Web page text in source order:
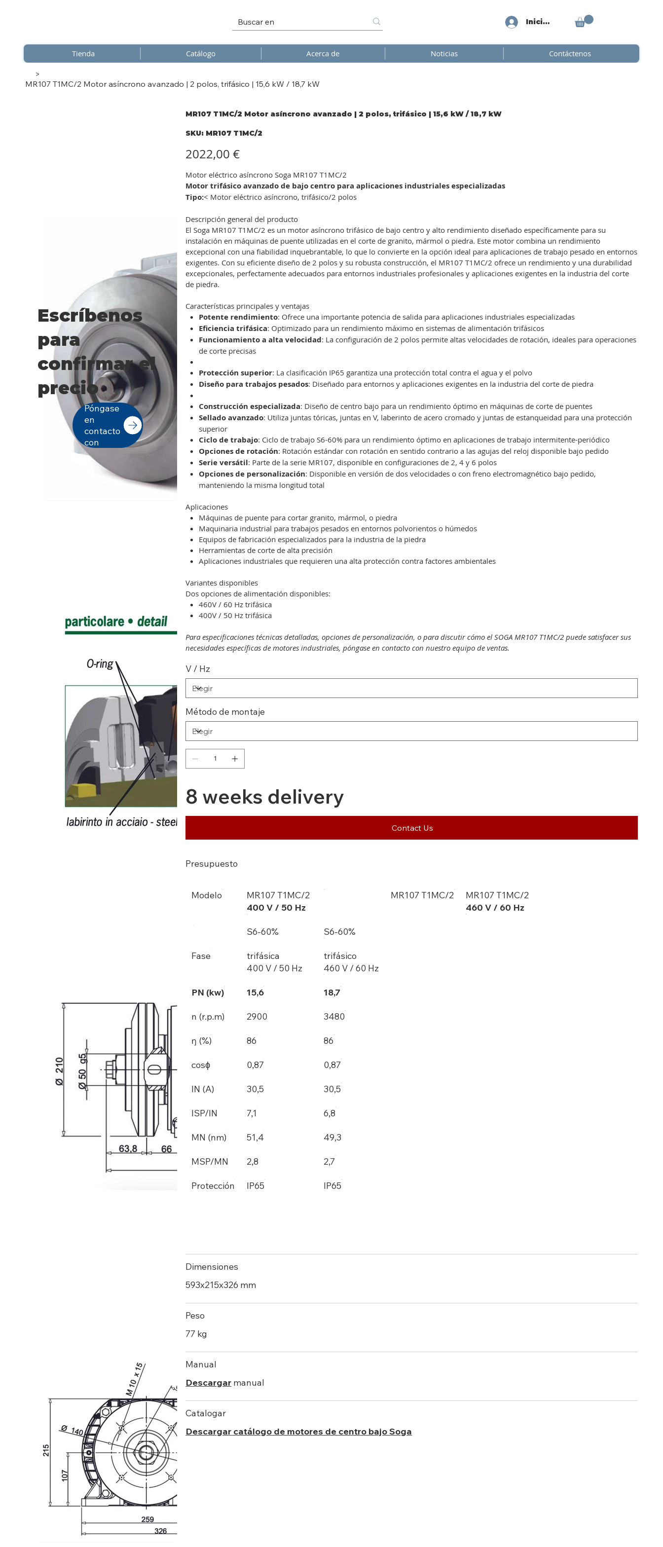
Iniciar sesión
Tienda Catálogo Acerca de Noticias Contáctenos
>
MR107 T1MC/2 Motor asíncrono avanzado | 2 polos, trifásico | 15,6 kW / 18,7 kW
MR107 T1MC/2 Motor asíncrono avanzado | 2 polos, trifásico | 15,6 kW / 18,7 kW
SKU: SKU
MR107
MR107 T1MC/2
2022,00 €
Motor eléctrico asíncrono Soga MR107 T1MC/2
Motor trifásico avanzado de bajo centro para aplicaciones industriales especializadas
Tipo:< Motor eléctrico asíncrono, trifásico/2 polos
Descripción general del producto
El Soga MR107 T1MC/2 es un motor asíncrono trifásico de bajo centro y alto rendimiento diseñado específicamente para su
instalación en máquinas de puente utilizadas en el corte de granito, mármol o piedra. Este motor combina un rendimiento
excepcional con una fiabilidad inquebrantable, lo que lo convierte en la opción ideal para aplicaciones de trabajo pesado en entornos
exigentes. Con su eficiente diseño de 2 polos y su robusta construcción, el MR107 T1MC/2 ofrece un rendimiento y una durabilidad
excepcionales, perfectamente adecuados para entornos industriales profesionales y aplicaciones exigentes en la industria del corte
de piedra.
Características principales y ventajas
Potente rendimiento: Ofrece una importante potencia de salida para aplicaciones industriales especializadas
Eficiencia trifásica: Optimizado para un rendimiento máximo en sistemas de alimentación trifásicos
Funcionamiento a alta velocidad: La configuración de 2 polos permite altas velocidades de rotación, ideales para operaciones
de corte precisas
Protección superior: La clasificación IP65 garantiza una protección total contra el agua y el polvo
Diseño para trabajos pesados: Diseñado para entornos y aplicaciones exigentes en la industria del corte de piedra
Construcción especializada: Diseño de centro bajo para un rendimiento óptimo en máquinas de corte de puentes
Sellado avanzado: Utiliza juntas tóricas, juntas en V, laberinto de acero cromado y juntas de estanqueidad para una protección
superior
Ciclo de trabajo: Ciclo de trabajo S6-60% para un rendimiento óptimo en aplicaciones de trabajo intermitente-periódico
Opciones de rotación: Rotación estándar con rotación en sentido contrario a las agujas del reloj disponible bajo pedido
Serie versátil: Parte de la serie MR107, disponible en configuraciones de 2, 4 y 6 polos
Opciones de personalización: Disponible en versión de dos velocidades o con freno electromagnético bajo pedido,
manteniendo la misma longitud total
Aplicaciones
Máquinas de puente para cortar granito, mármol, o piedra
Maquinaria industrial para trabajos pesados en entornos polvorientos o húmedos
Equipos de fabricación especializados para la industria de la piedra
Herramientas de corte de alta precisión
Aplicaciones industriales que requieren una alta protección contra factores ambientales
Variantes disponibles
Dos opciones de alimentación disponibles:
460V / 60 Hz trifásica
400V / 50 Hz trifásica
Para especificaciones técnicas detalladas, opciones de personalización, o para discutir cómo el SOGA MR107 T1MC/2 puede satisfacer sus
necesidades específicas de motores industriales, póngase en contacto con nuestro equipo de ventas.
V / Hz
Método de montaje
8 weeks delivery
Contact Us
Presupuesto
Modelo
MR107 T1MC/2
400 V / 50 Hz
MR107 T1MC/2
MR107 T1MC/2
460 V / 60 Hz
S6-60% S6-60%
Fase
trifásica
400 V / 50 Hz
trifásico
460 V / 60 Hz
PN (kw) 15,6 18,7
n (r.p.m) 2900 3480
ŋ (%) 86 86
cosϕ 0,87 0,87
IN (A) 30,5 30,5
ISP/IN 7,1 6,8
MN (nm) 51,4 49,3
MSP/MN 2,8 2,7
Protección IP65 IP65
Dimensiones
593x215x326 mm
Peso
77 kg
Manual
Descargar manual
Catalogar
Descargar catálogo de motores de centro bajo Soga
Escríbenos
para
confirmar el
precio
Póngase
en
contacto
con